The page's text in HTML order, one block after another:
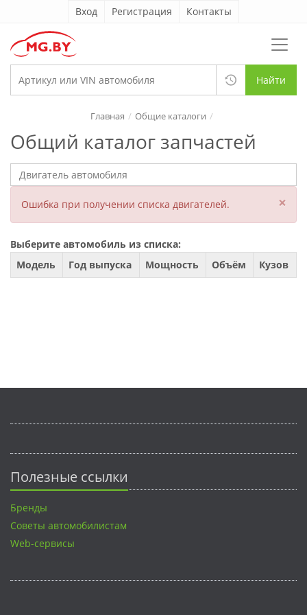
Вход Регистрация Контакты
Найти
Общий каталог запчастей
Главная Общие каталоги
Ошибка при получении списка двигателей. ×
Выберите автомобиль из списка:
Модель
Год выпуска Мощность Объём Кузов
Полезные ссылки
Бренды
Советы автомобилистам
Web-сервисы